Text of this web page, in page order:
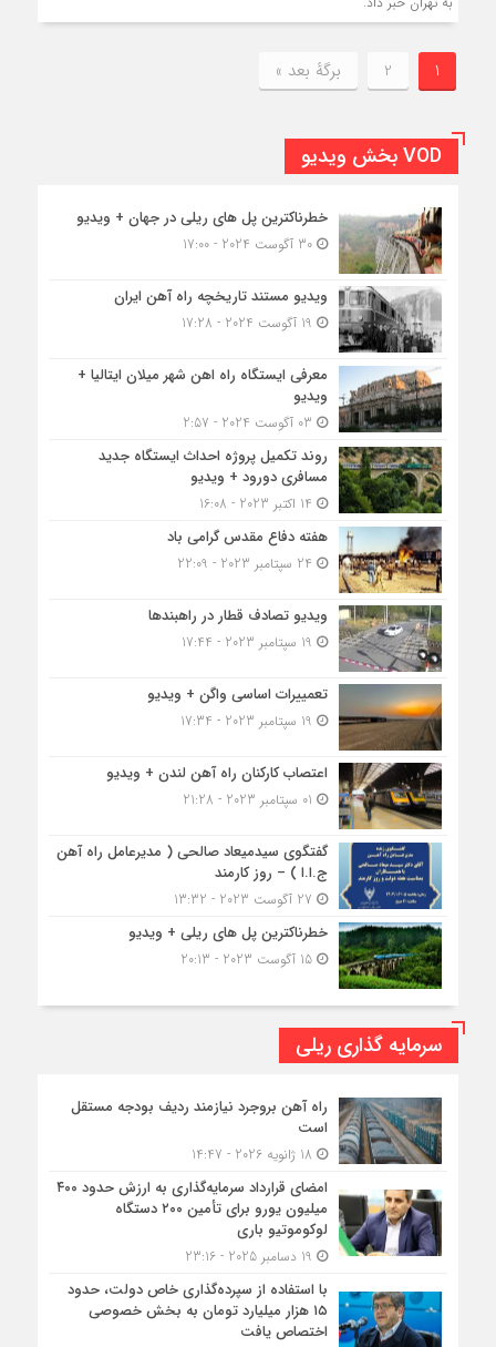
1
2 برگهٔ بعد »
VOD بخش ویدیو
خطرناکترین پل های ریلی در جهان + ویدیو
30 آگوست 2024 - 17:00
ویدیو مستند تاریخچه راه آهن ایران
معرفی ایستگاه راه اهن شهر میلان ایتالیا +
ویدیو
روند تکمیل پروژه احداث ایستگاه جدید
مسافری دورود + ویدیو
هفته دفاع مقدس گرامی باد
ویدیو تصادف قطار در راهبندها
تعمییرات اساسی واگن + ویدیو
اعتصاب کارکنان راه آهن لندن + ویدیو
گفتگوی سیدمیعاد صالحی ( مدیرعامل راه آهن
ج.ا.ا ) – روز کارمند
خطرناکترین پل های ریلی + ویدیو
15 آگوست 2023 - 20:13
سرمایه گذاری ریلی
راه آهن بروجرد نیازمند ردیف بودجه مستقل
است
امضای قرارداد سرمایه‌گذاری به ارزش حدود ۴۰۰
میلیون یورو برای تأمین ۲۰۰ دستگاه
لوکوموتیو باری
با استفاده از سپرده‌گذاری خاص دولت، حدود
۱۵ هزار میلیارد تومان به بخش خصوصی
اختصاص یافت